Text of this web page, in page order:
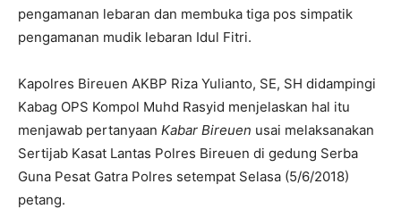
pengamanan lebaran dan membuka tiga pos simpatik
pengamanan mudik lebaran Idul Fitri.
Kapolres Bireuen AKBP Riza Yulianto, SE, SH didampingi
Kabag OPS Kompol Muhd Rasyid menjelaskan hal itu
menjawab pertanyaan Kabar Bireuen usai melaksanakan
Sertijab Kasat Lantas Polres Bireuen di gedung Serba
Guna Pesat Gatra Polres setempat Selasa (5/6/2018)
petang.